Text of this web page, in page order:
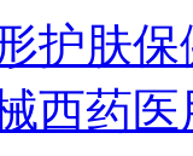
护肤保
西药